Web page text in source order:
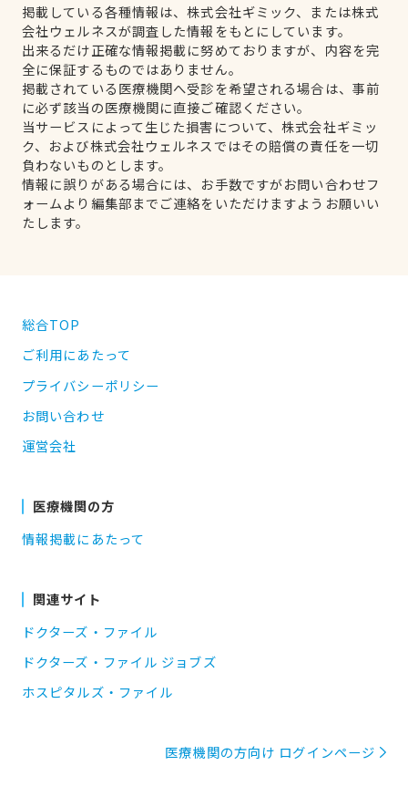
掲載している各種情報は、株式会社ギミック、または株式
会社ウェルネスが調査した情報をもとにしています。
出来るだけ正確な情報掲載に努めておりますが、内容を完
全に保証するものではありません。
掲載されている医療機関へ受診を希望される場合は、事前
に必ず該当の医療機関に直接ご確認ください。
当サービスによって生じた損害について、株式会社ギミッ
ク、および株式会社ウェルネスではその賠償の責任を一切
負わないものとします。
情報に誤りがある場合には、お手数ですがお問い合わせフ
ォームより編集部までご連絡をいただけますようお願いい
たします。
総合TOP
ご利用にあたって
プライバシーポリシー
お問い合わせ
運営会社
医療機関の方
情報掲載にあたって
関連サイト
ドクターズ・ファイル
ドクターズ・ファイル ジョブズ
ホスピタルズ・ファイル
医療機関の方向け ログインページ